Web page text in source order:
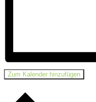
Zum Kalender hinzufügen